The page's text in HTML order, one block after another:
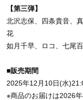
【第三弾】
北沢志保、四条貴音、
花
如月千早、ロコ、七尾
■販売期間
2025年12月10日(水
※商品のお届けは2026